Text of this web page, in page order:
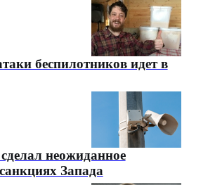
беспилотников идет в
неожиданное
Запада